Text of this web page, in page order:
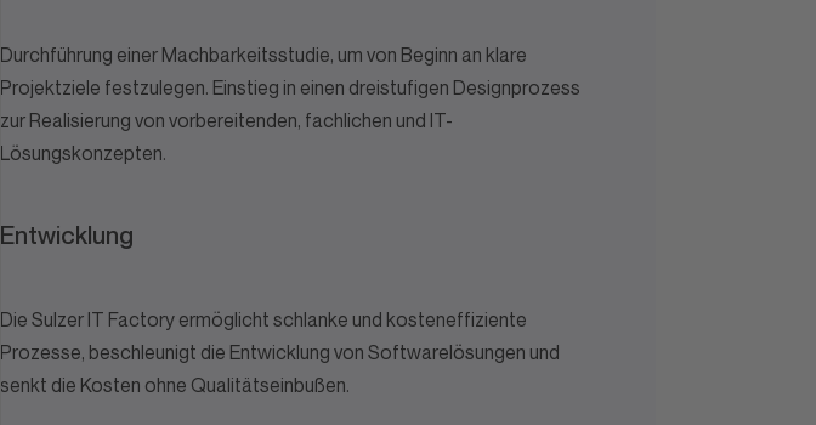
Durchführung einer Machbarkeitsstudie, um von Beginn an klare
Projektziele festzulegen. Einstieg in einen dreistufigen Designprozess
zur Realisierung von vorbereitenden, fachlichen und IT-
Lösungskonzepten.
Entwicklung
Die Sulzer IT Factory ermöglicht schlanke und kosteneffiziente
Prozesse, beschleunigt die Entwicklung von Softwarelösungen und
senkt die Kosten ohne Qualitätseinbußen.